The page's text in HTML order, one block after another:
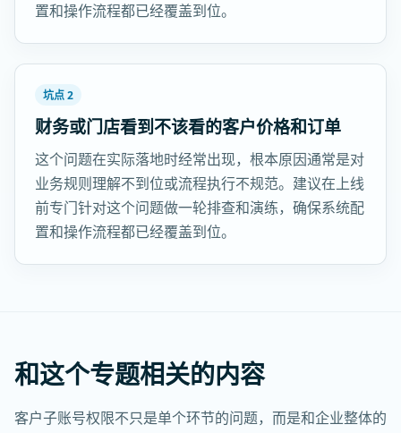
置和操作流程都已经覆盖到位。
坑点 2
财务或门店看到不该看的客户价格和订单
这个问题在实际落地时经常出现，根本原因通常是对
业务规则理解不到位或流程执行不规范。建议在上线
前专门针对这个问题做一轮排查和演练，确保系统配
置和操作流程都已经覆盖到位。
和这个专题相关的内容
客户子账号权限不只是单个环节的问题，而是和企业整体的